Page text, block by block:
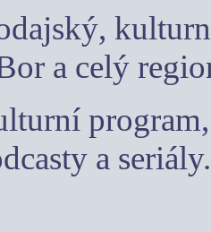
a celý
a seriály.